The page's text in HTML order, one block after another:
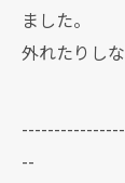
ました。
外れたりし
--